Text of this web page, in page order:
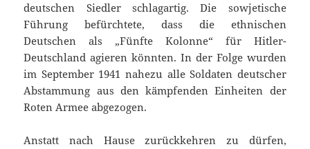
deutschen Siedler schlagartig. Die sowjetische
Führung befürchtete, dass die ethnischen
Deutschen als „Fünfte Kolonne“ für Hitler-
Deutschland agieren könnten. In der Folge wurden
im September 1941 nahezu alle Soldaten deutscher
Abstammung aus den kämpfenden Einheiten der
Roten Armee abgezogen.
Anstatt nach Hause zurückkehren zu dürfen,